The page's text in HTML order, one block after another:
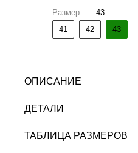
Размер — 43
41
42 43
ОПИСАНИЕ
ДЕТАЛИ
ТАБЛИЦА РАЗМЕРОВ